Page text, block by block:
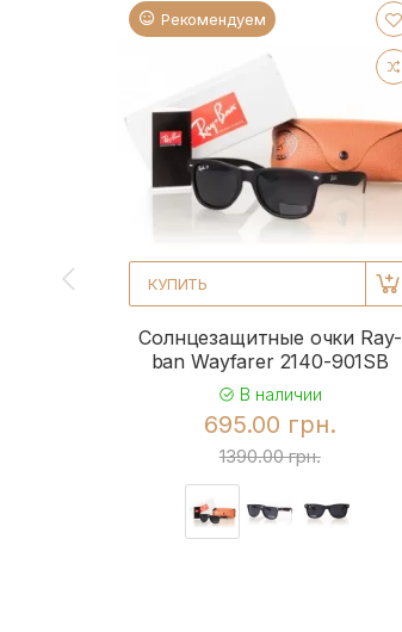
Рекомендуем
КУПИТЬ
Солнцезащитные очки Ray-
ban Wayfarer 2140-901SB
В наличии
695.00 грн.
1390.00 грн.